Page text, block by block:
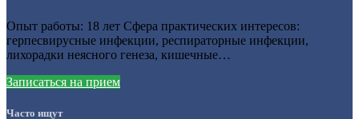
Опыт работы: 18 лет Сфера практических интересов:
герпесвирусные инфекции, респираторные инфекции,
лихорадки неясного генеза, кишечные…
Записаться на прием
Часто ищут